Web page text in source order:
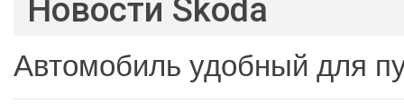
Новости Skoda
Автомобиль удобный для